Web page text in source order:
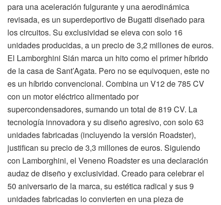
para una aceleración fulgurante y una aerodinámica
revisada, es un superdeportivo de Bugatti diseñado para
los circuitos. Su exclusividad se eleva con solo 16
unidades producidas, a un precio de 3,2 millones de euros.
El Lamborghini Sián marca un hito como el primer híbrido
de la casa de Sant’Agata. Pero no se equivoquen, este no
es un híbrido convencional. Combina un V12 de 785 CV
con un motor eléctrico alimentado por
supercondensadores, sumando un total de 819 CV. La
tecnología innovadora y su diseño agresivo, con solo 63
unidades fabricadas (incluyendo la versión Roadster),
justifican su precio de 3,3 millones de euros. Siguiendo
con Lamborghini, el Veneno Roadster es una declaración
audaz de diseño y exclusividad. Creado para celebrar el
50 aniversario de la marca, su estética radical y sus 9
unidades fabricadas lo convierten en una pieza de